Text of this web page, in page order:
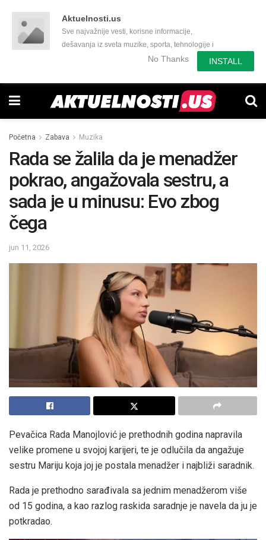
Aktuelnosti.us
Sve najvažnije vesti, korisne informacije,
dešavanja iz sveta muzike, sporta, tehnologije i
još mnogo toga zanimljivog.No Thanks INSTALL
Početna Zabava Muzika
Rada se žalila da je menadžer
pokrao, angažovala sestru, a
sada je u minusu: Evo zbog
čega
jun 11, 2026
Pevačica Rada Manojlović je prethodnih godina napravila
velike promene u svojoj karijeri, te je odlučila da angažuje
sestru Mariju koja joj je postala menadžer i najbliži saradnik.
Rada je prethodno sarađivala sa jednim menadžerom više
od 15 godina, a kao razlog raskida saradnje je navela da ju je
potkradao.